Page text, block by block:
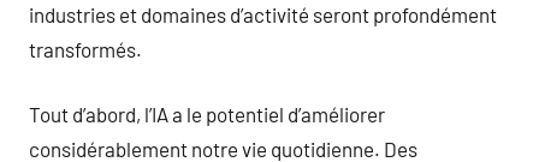
industries et domaines d’activité seront profondément
transformés.
Tout d’abord, l’IA a le potentiel d’améliorer
considérablement notre vie quotidienne. Des